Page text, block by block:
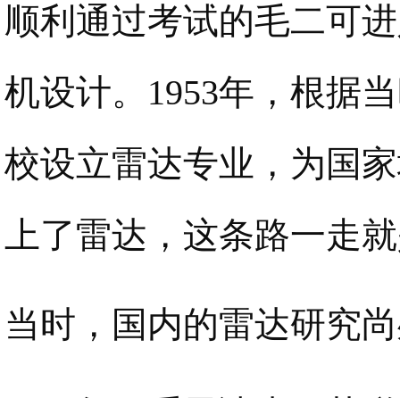
顺利通过考试的毛二可
机设计。1953年，根据
校设立雷达专业，为国
上了雷达，这条路一走
当时，国内的雷达研究